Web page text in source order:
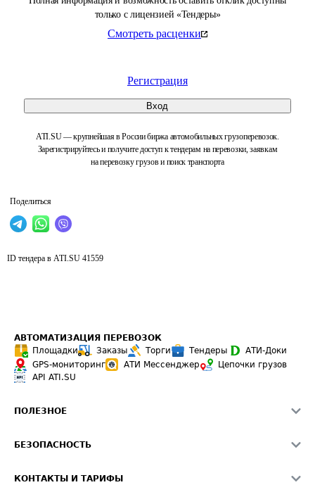
только с лицензией «Тендеры»
Смотреть расценки
Регистрация
Вход
ATI.SU — крупнейшая в России биржа автомобильных грузоперевозок.
Зарегистрируйтесь и получите доступ к тендерам на перевозки, заявкам
на перевозку грузов и поиск транспорта
Поделиться
ID тендера в ATI.SU 41559
АВТОМАТИЗАЦИЯ ПЕРЕВОЗОК
Площадки
Заказы Торги Тендеры
АТИ-Доки
GPS-мониторинг
АТИ Мессенджер
Цепочки грузов
API ATI.SU
ПОЛЕЗНОЕ
Звезды ATI.SU на вашем сайте
БЕЗОПАСНОСТЬ
КОНТАКТЫ И ТАРИФЫ